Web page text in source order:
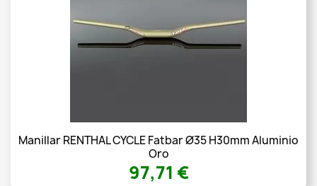
Manillar RENTHAL CYCLE Fatbar Ø35 H30mm Aluminio
Oro
97,71 €